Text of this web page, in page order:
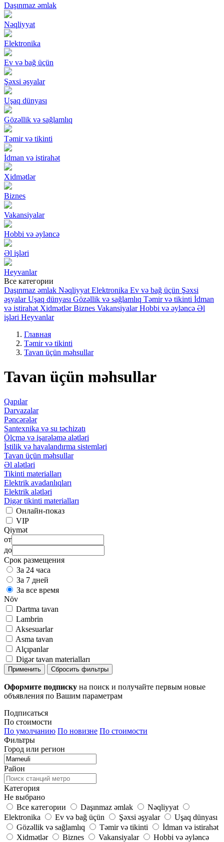
Daşınmaz əmlak
Nəqliyyat
Elektronika
Ev və bağ üçün
Şəxsi əşyalar
Uşaq dünyası
Gözəllik və sağlamlıq
Təmir və tikinti
İdman və istirahət
Xidmətlər
Biznes
Vakansiyalar
Hobbi və əyləncə
Əl işləri
Heyvanlar
Все категории
Daşınmaz əmlak Nəqliyyat Elektronika Ev və bağ üçün Şəxsi
əşyalar Uşaq dünyası Gözəllik və sağlamlıq Təmir və tikinti İdman
və istirahət Xidmətlər Biznes Vakansiyalar Hobbi və əyləncə Əl
işləri Heyvanlar
Главная
Təmir və tikinti
Tavan üçün məhsullar
Tavan üçün məhsullar
Qapılar
Darvazalar
Pəncərələr
Santexnika və su təchizatı
Ölçmə və işarələmə alətləri
İstilik və havalandırma sistemləri
Tavan üçün məhsullar
Əl alətləri
Tikinti materialları
Elektrik avadanlıqları
Elektrik alətləri
Digər tikinti materialları
Онлайн-показ
VIP
Qiymət
от
до
Срок размещения
За 24 часа
За 7 дней
За все время
Növ
Dartma tavan
Lambrin
Aksesuarlar
Asma tavan
Alçıpanlar
Digər tavan materialları
Применить Сбросить фильтры
Оформите подписку на поиск и получайте первым новые
объявления по Вашим параметрам
Подписаться
По стоимости
По умолчанию По новизне По стоимости
Фильтры
Город или регион
Район
Категория
Не выбрано
Все категории
Daşınmaz əmlak
Nəqliyyat
Elektronika
Ev və bağ üçün Şəxsi əşyalar
Uşaq dünyası
Gözəllik və sağlamlıq
Təmir və tikinti
İdman və istirahət
Xidmətlər
Biznes Vakansiyalar
Hobbi və əyləncə